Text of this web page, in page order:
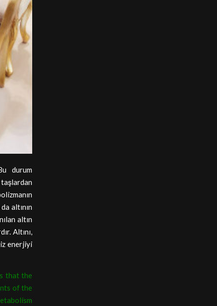
durum
altının
altın
Altını,
enerjiyi
that the
of the